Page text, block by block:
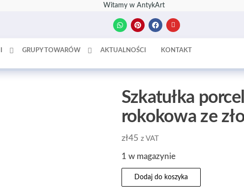
Witamy w AntykArt
GRUPY TOWARÓW AKTUALNOŚCI KONTAKT
Szkatułka
rokokowa ze
zł45 z VAT
1 w magazynie
Dodaj do koszyka